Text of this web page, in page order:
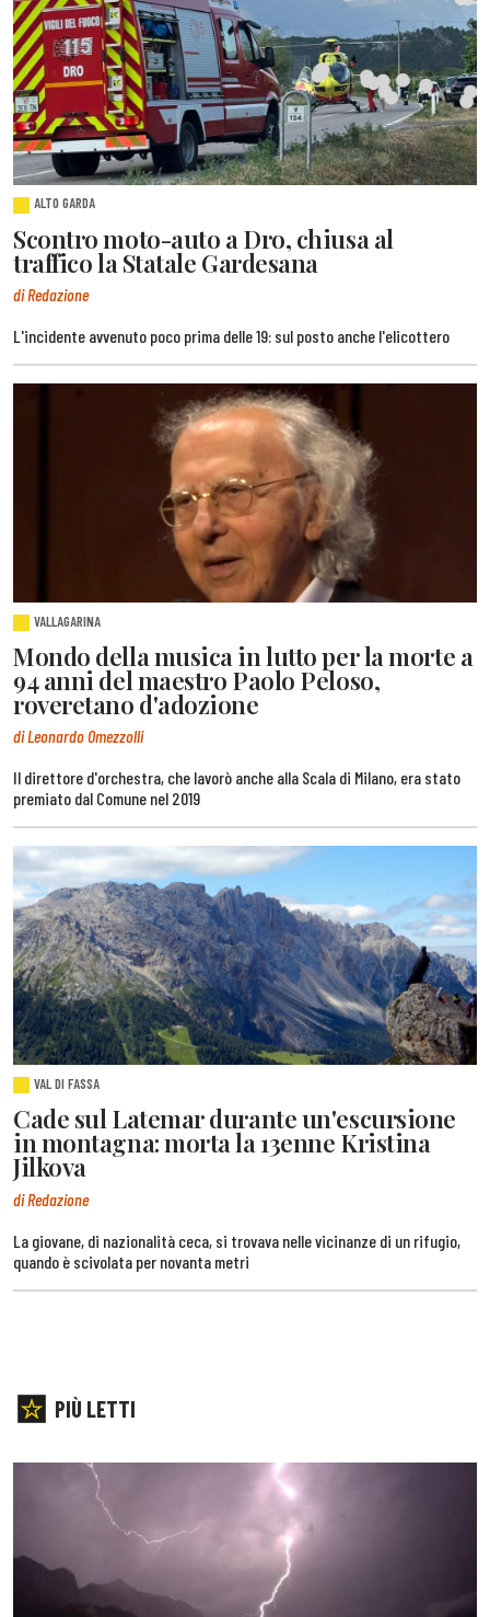
ALTO GARDA
Scontro moto-auto a Dro, chiusa al
traffico la Statale Gardesana
di Redazione
L'incidente avvenuto poco prima delle 19: sul posto anche l'elicottero
VALLAGARINA
Mondo della musica in lutto per la morte a
94 anni del maestro Paolo Peloso,
roveretano d'adozione
di Leonardo Omezzolli
Il direttore d'orchestra, che lavorò anche alla Scala di Milano, era stato
premiato dal Comune nel 2019
VAL DI FASSA
Cade sul Latemar durante un'escursione
in montagna: morta la 13enne Kristina
Jilkova
di Redazione
La giovane, di nazionalità ceca, si trovava nelle vicinanze di un rifugio,
quando è scivolata per novanta metri
PIÙ LETTI